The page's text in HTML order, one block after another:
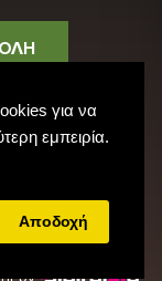
για να
εμπειρία.
Αποδοχή
by